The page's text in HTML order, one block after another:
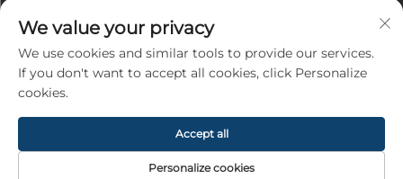
+86-13922415049
We value your privacy
We use cookies and similar tools to provide our services.
If you don't want to accept all cookies, click Personalize
cookies.
Personalize cookies
Accept all